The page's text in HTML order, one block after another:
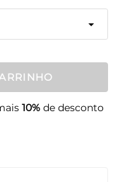
10%de desconto